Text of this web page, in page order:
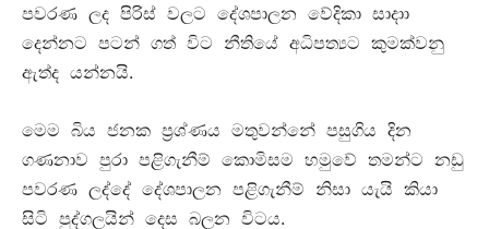
පවරණ ලද පිරිස් වලට දේශපාලන වේදිකා සාදාා
දෙන්නට පටන් ගත් විට නීතියේ අධිපත්‍යට කුමක්වනු
ඇත්ද යන්නයි.
මෙම බිය ජනක ප්‍රශ්ණය මතුවන්නේ පසුගිය දින
ගණනාව පුරා පළිගැනීම් කොමිසම හමුවේ තමන්ට නඩු
පවරණ ලද්දේ දේශපාලන පළිගැනීම් නිසා යැයි කියා
සිටි පුද්ගලයින් දෙස බලන විටය.